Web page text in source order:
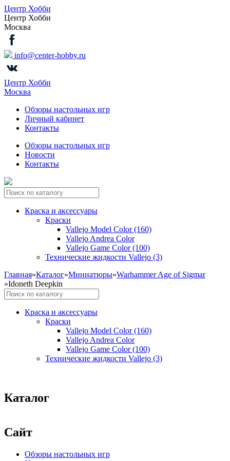
Центр Хобби
Центр Хобби
Москва
info@center-hobby.ru
Центр Хобби
Москва
Обзоры настольных игр
Личный кабинет
Контакты
Обзоры настольных игр
Новости
Контакты
Краска и аксессуары
Краски
Vallejo Model Color (160)
Vallejo Andrea Color
Vallejo Game Color (100)
Технические жидкости Vallejo (3)
Главная»Каталог»Миниатюры»Warhammer Age of Sigmar
»Idoneth Deepkin
Краска и аксессуары
Краски
Vallejo Model Color (160)
Vallejo Andrea Color
Vallejo Game Color (100)
Технические жидкости Vallejo (3)
Каталог
Сайт
Обзоры настольных игр